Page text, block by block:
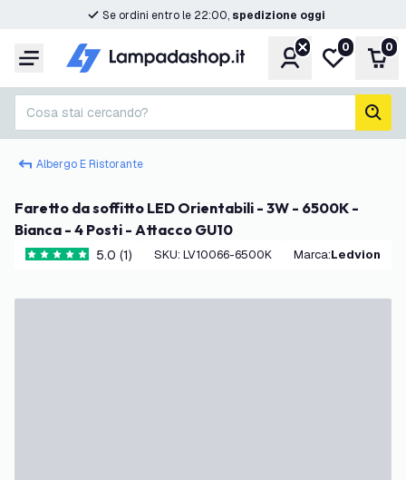
Se ordini entro le 22:00, spedizione oggi
Menu Account
Lista
0 0
Cosa stai cercando?
Albergo E Ristorante
Faretto da soffitto LED Orientabili - 3W - 6500K -
Bianca - 4 Posti - Attacco GU10
5 stelle di valutazione
5.0 (1) SKU: LV10066-6500K Marca: Ledvion